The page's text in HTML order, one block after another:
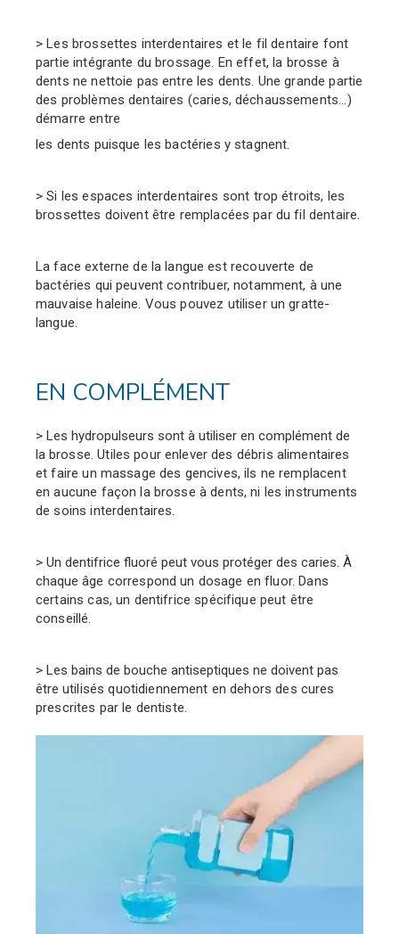
> Les brossettes interdentaires et le fil dentaire font
partieintégrante du brossage. En effet, la brosse à
dents ne nettoie pas entre les dents. Une grande partie
des problèmesdentaires (caries, déchaussements...)
démarre entre
les dents puisque les bactéries y stagnent.
> Si les espaces interdentaires sont trop étroits, les
brossettes doivent être remplacées par du fil dentaire.
La face externe de la langue est recouverte de
bactéries quipeuvent contribuer, notamment, à une
mauvaise haleine. Vouspouvez utiliser un gratte-
langue.
EN COMPLÉMENT
> Les hydropulseurs sont à utiliser en complément de
la brosse. Utiles pour enlever des débris alimentaires
et faireun massage des gencives, ils ne remplacent
en aucune façonla brosse à dents, ni les instruments
de soins interdentaires.
> Un dentifrice fluoré peut vous protéger des caries. À
chaque âge correspond un dosage en fluor. Dans
certains cas,un dentifrice spécifique peut être
conseillé.
> Les bains de bouche antiseptiques ne doivent pas
être utilisés quotidiennement en dehors des cures
prescrites par le dentiste.